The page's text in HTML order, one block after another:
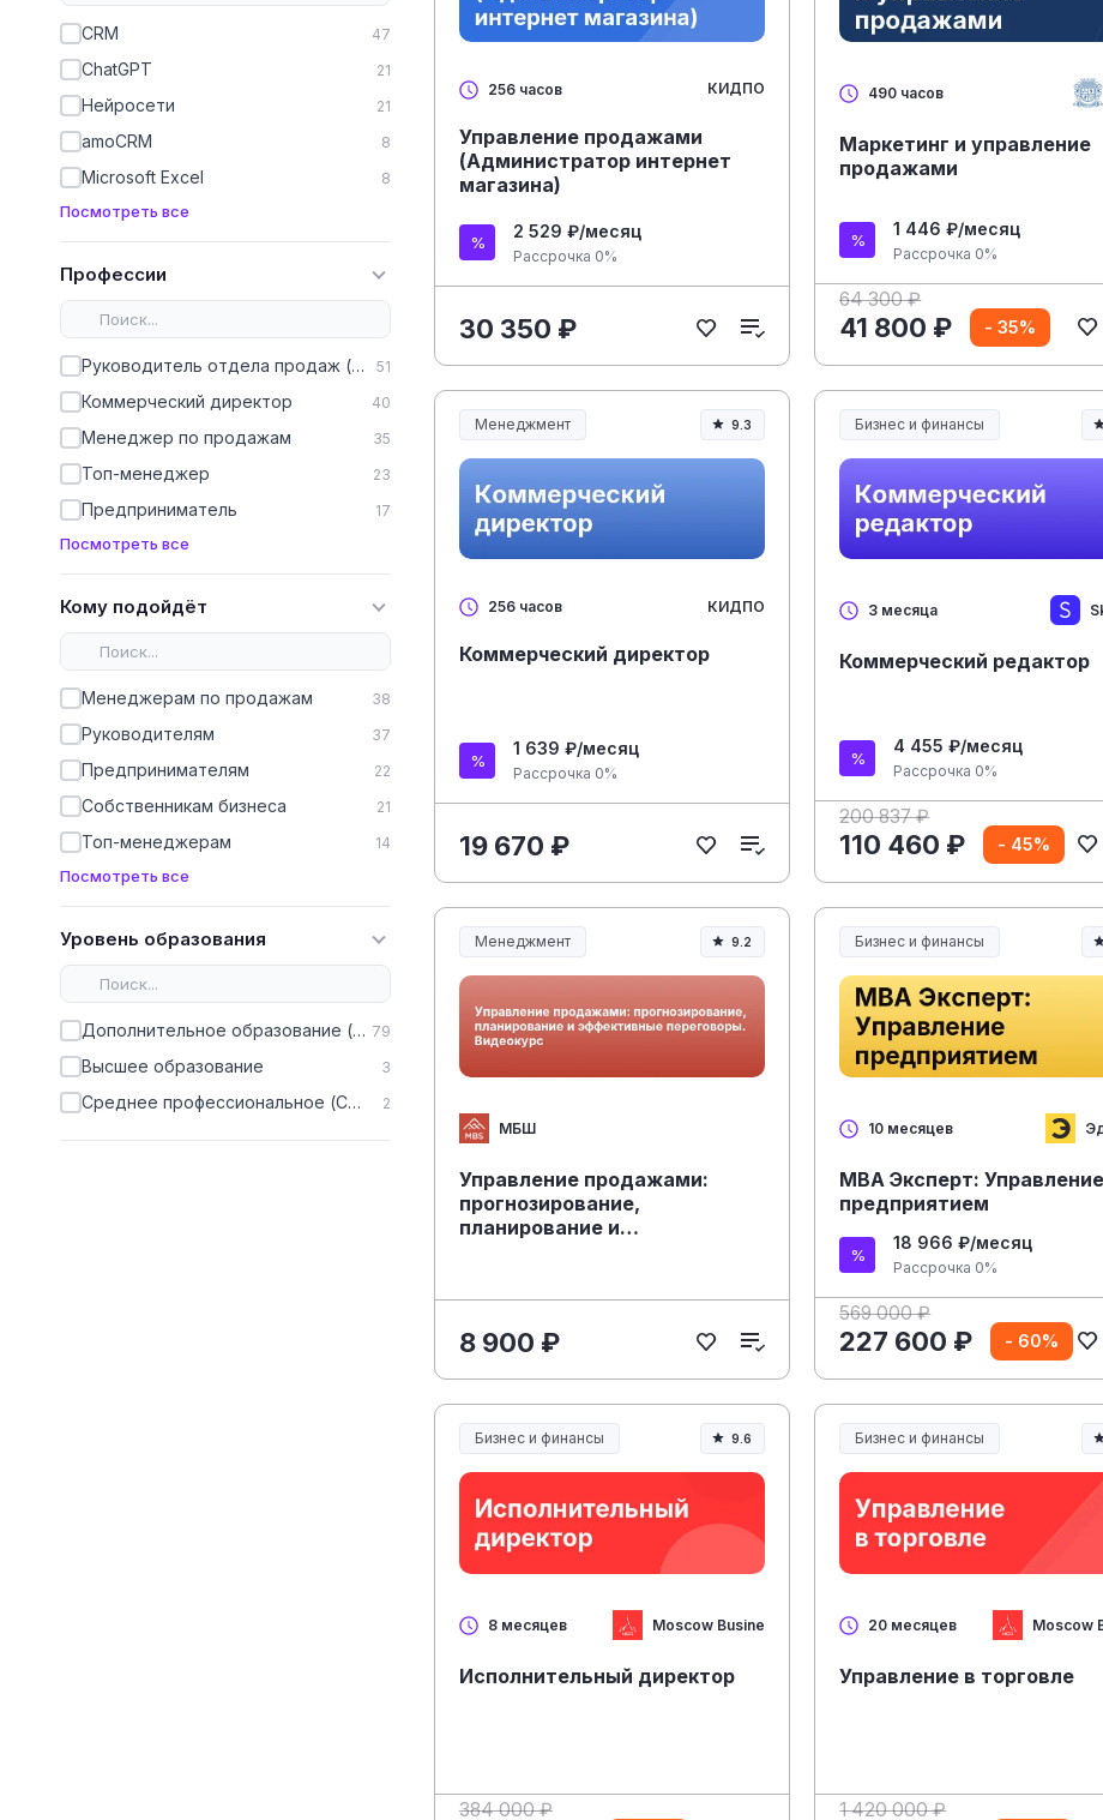
CRM 47
ChatGPT 21
Нейросети 21
amoCRM 8
Microsoft Excel 8
Посмотреть все
Профессии
Руководитель отдела продаж (РОП) 51
Коммерческий директор 40
Менеджер по продажам 35
Топ-менеджер 23
Предприниматель 17
Посмотреть все
Кому подойдёт
Менеджерам по продажам 38
Руководителям 37
Предпринимателям 22
Собственникам бизнеса 21
Топ-менеджерам 14
Посмотреть все
Уровень образования
Дополнительное образование (ДПО) 79
Высшее образование 3
Среднее профессиональное (СПО) 2
256 часов КИДПО
Управление продажами
(Администратор интернет
магазина)
2 529 ₽/месяц
Рассрочка 0%
30 350 ₽
490 часов
Маркетинг и управление
продажами
1 446 ₽/месяц
Рассрочка 0%
64 300 ₽
41 800 ₽ - 35%
Менеджмент
Менеджмент и управление
9.3
256 часов КИДПО
Коммерческий директор
1 639 ₽/месяц
Рассрочка 0%
19 670 ₽
Бизнес и финансы
3 месяца
Коммерческий редактор
4 455 ₽/месяц
Рассрочка 0%
200 837 ₽
110 460 ₽ - 45%
Менеджмент
Менеджмент и управление
9.2
МБШ
Управление продажами:
прогнозирование,
планирование и
8 900 ₽
Бизнес и финансы
10 месяцев
MBA Эксперт: Управление
предприятием
18 966 ₽/месяц
Рассрочка 0%
569 000 ₽
227 600 ₽ - 60%
Бизнес и финансы 9.6
8 месяцев Moscow Business Academy
Исполнительный директор
384 000 ₽
Бизнес и финансы
20 месяцев Moscow
Управление в торговле
1 420 000 ₽